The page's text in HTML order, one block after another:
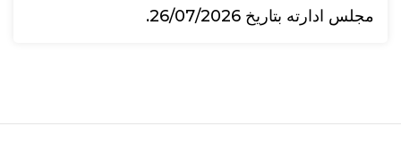
مجلس ادارته بتاريخ 26/07/2026.